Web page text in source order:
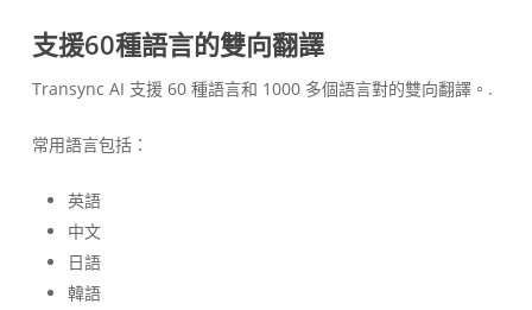
支援60種語言的雙向翻譯
Transync AI 支援 60 種語言和 1000 多個語言對的雙向翻譯。.
常用語言包括：
英語
中文
日語
韓語